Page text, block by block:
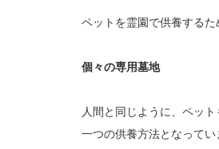
ペットを霊園で供養するた
個々の専用墓地
人間と同じように、ペッ
一つの供養方法となって